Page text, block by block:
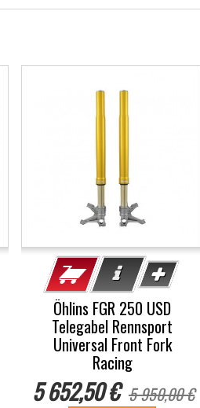
Öhlins FGR 250 USD
Telegabel Rennsport
Universal Front Fork
Racing
5 652,50 € 5 950,00 €